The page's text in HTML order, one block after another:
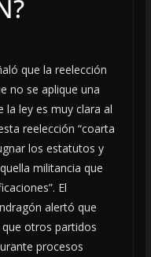
que la reelección
no se aplique una
ley es muy clara al
reelección “coarta
los estatutos y
militancia que
El
alertó que
otros partidos
procesos